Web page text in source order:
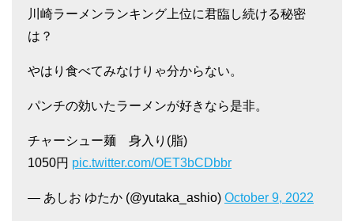
川崎ラーメンランキング上位に君臨し続ける秘密
は？
やはり食べてみなけりゃ分からない。
パンチの効いたラーメンが好きなら是非。
チャーシュー麺 身入り(脂)
1050円 pic.twitter.com/OET3bCDbbr
— あしお ゆたか (@yutaka_ashio) October 9, 2022